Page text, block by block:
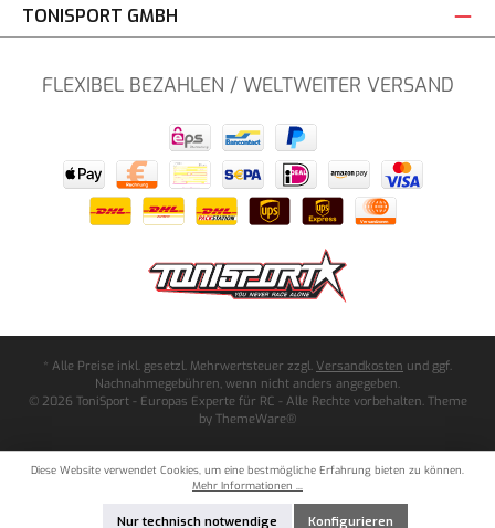
TONISPORT GMBH
FLEXIBEL BEZAHLEN / WELTWEITER VERSAND
* Alle Preise inkl. gesetzl. Mehrwertsteuer zzgl. Versandkosten und ggf.
Nachnahmegebühren, wenn nicht anders angegeben.
© 2026 ToniSport - Europas Experte für RC - Alle Rechte vorbehalten. Theme
by ThemeWare®
Diese Website verwendet Cookies, um eine bestmögliche Erfahrung bieten zu können.
Mehr Informationen ...
Nur technisch notwendige Konfigurieren